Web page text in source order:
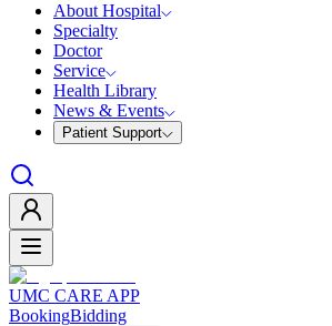
About Hospital
Specialty
Doctor
Service
Health Library
News & Events
Patient Support
UMC CARE APP
BookingBidding